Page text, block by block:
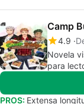
Camp
4.9
Novela
para
PROS: Extensa